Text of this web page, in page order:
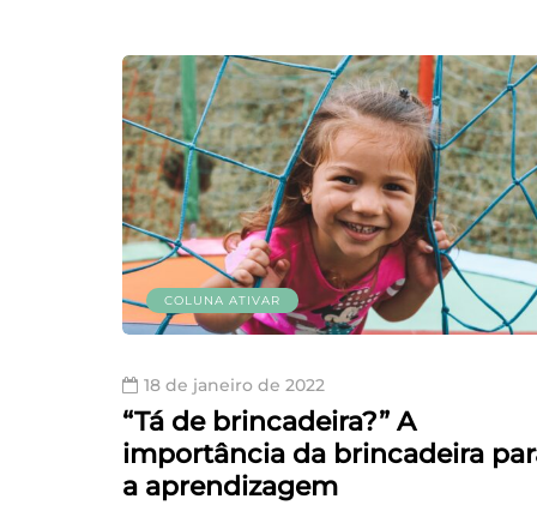
COLUNA ATIVAR
18 de janeiro de 2022
“Tá de brincadeira?” A
importância da brincadeira
a aprendizagem